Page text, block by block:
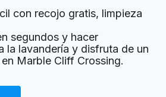
desconocido
Ir al sitio web
con recojo gratis, limpieza
segundos y hacer
la lavandería y disfruta de un
Marble Cliff Crossing.